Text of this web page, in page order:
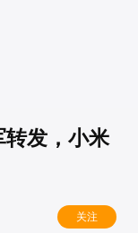
转发，小米
关注